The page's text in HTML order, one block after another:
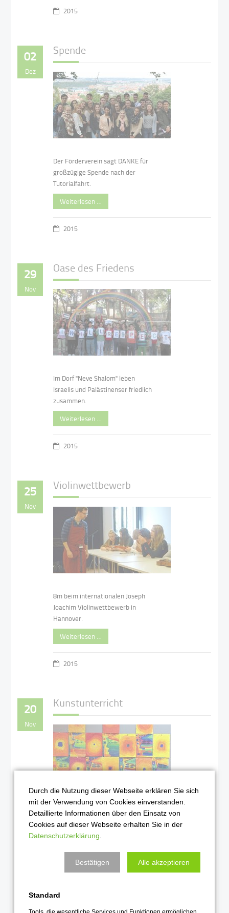
2015
02
Dez
Spende
Der Förderverein sagt DANKE für
großzügige Spende nach der
Tutorialfahrt.
Weiterlesen …
2015
29
Nov
Oase des Friedens
Im Dorf "Neve Shalom" leben
Israelis und Palästinenser friedlich
zusammen.
Weiterlesen …
2015
25
Nov
Violinwettbewerb
8m beim internationalen Joseph
Joachim Violinwettbewerb in
Hannover.
Weiterlesen …
2015
20
Nov
Kunstunterricht
100-Wasser oder 1000-Sassa? -
Künstler Hunderwasser als
Imaginationshilfe in der 5m.
Weiterlesen …
Durch die Nutzung dieser Webseite erklären Sie sich
mit der Verwendung von Cookies einverstanden.
Detaillierte Informationen über den Einsatz von
Cookies auf dieser Webseite erhalten Sie in der
Datenschutzerklärung
Bestätigen Alle akzeptieren
Standard